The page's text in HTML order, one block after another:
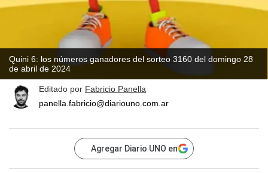
Quini 6: los números ganadores del sorteo 3160 del domingo 28
de abril de 2024
Editado por Fabricio Panella
panella.fabricio@diariouno.com.ar
Agregar Diario UNO en